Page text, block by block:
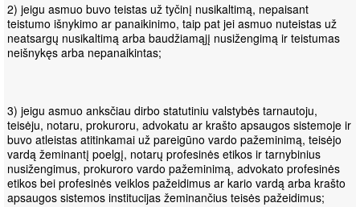
2) jeigu asmuo buvo teistas už tyčinį nusikaltimą, nepaisant
teistumo išnykimo ar panaikinimo, taip pat jei asmuo nuteistas už
neatsargų nusikaltimą arba baudžiamąjį nusižengimą ir teistumas
neišnykęs arba nepanaikintas;
3) jeigu asmuo anksčiau dirbo statutiniu valstybės tarnautoju,
teisėju, notaru, prokuroru, advokatu ar krašto apsaugos sistemoje ir
buvo atleistas atitinkamai už pareigūno vardo pažeminimą, teisėjo
vardą žeminantį poelgį, notarų profesinės etikos ir tarnybinius
nusižengimus, prokuroro vardo pažeminimą, advokato profesinės
etikos bei profesinės veiklos pažeidimus ar kario vardą arba krašto
apsaugos sistemos institucijas žeminančius teisės pažeidimus;